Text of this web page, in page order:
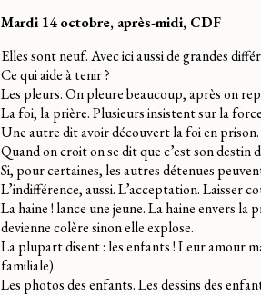
Mardi 14 octobre, après-midi, CDF
Elles sont neuf. Avec ici aussi de grandes
Ce qui aide à tenir ?
Les pleurs. On pleure beaucoup, après on
La foi, la prière. Plusieurs insistent sur la
Une autre dit avoir découvert la foi en prison.
Quand on croit on se dit que c’est son destin
Si, pour certaines, les autres détenues
L’indifférence, aussi. L’acceptation. Laisser
La haine ! lance une jeune. La haine envers la
devienne colère sinon elle explose.
La plupart disent : les enfants ! Leur amour
familiale).
Les photos des enfants. Les dessins des